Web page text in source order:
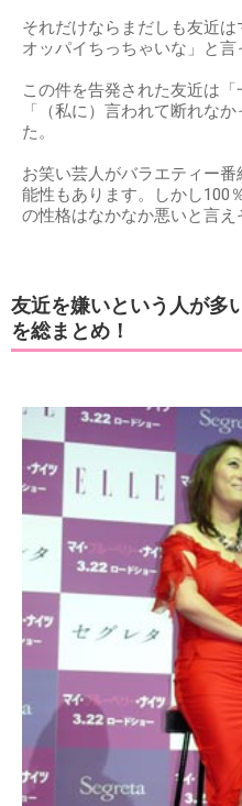
それだけならまだしも友近は
オッパイちっちゃいな」と言
この件を告発された友近は「
「（私に）言われて断れな
た。
お笑い芸人がバラエティー
能性もあります。しかし100
の性格はなかなか悪いと言え
友近を嫌いという人が多
を総まとめ！